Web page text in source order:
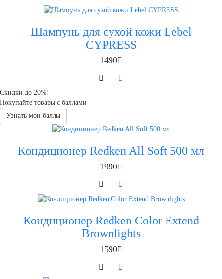
Шампунь для сухой кожи Lebel
CYPRESS
1490
Скидки до 20%!
Покупайте товары с баллами
Узнать мои баллы
Кондиционер Redken All Soft 500 мл
1990
Кондиционер Redken Color Extend
Brownlights
1590